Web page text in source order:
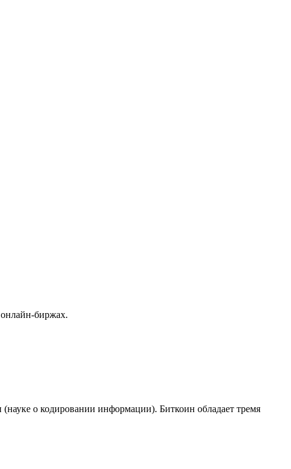
биржах.
о кодировании информации). Биткоин обладает тремя